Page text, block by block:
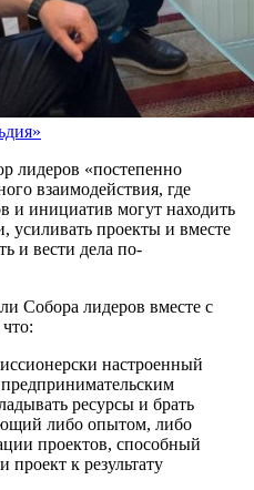
лидеров «постепенно
взаимодействия, где
и инициатив могут находить
усиливать проекты и вместе
и вести дела по-
Собора лидеров вместе с
настроенный
ресурсы и брать
либо опытом, либо
проектов, способный
проект к результату